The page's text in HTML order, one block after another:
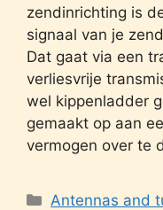
zendinrichting is
signaal van je
Dat gaat via een
verliesvrije
wel kippenladder
gemaakt op aan
vermogen over te
Categories
Antennas and